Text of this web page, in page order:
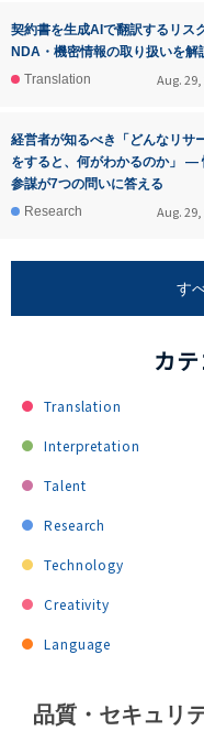
契約書を生成AIで翻訳するリス
NDA・機密情報の取り扱いを解
Translation
Aug. 29,
経営者が知るべき「どんなリサ
をすると、何がわかるのか」 ―
参謀が7つの問いに答える
Research
Aug. 29,
す
カ
Translation
Interpretation
Talent
Research
Technology
Creativity
Language
品質・セキュリ